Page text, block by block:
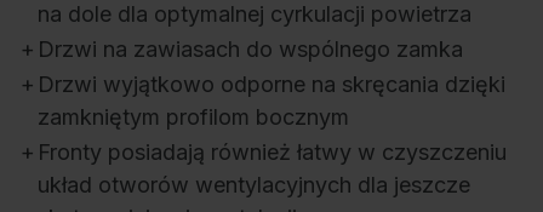
na dole dla optymalnej cyrkulacji powietrza
+ Drzwi na zawiasach do wspólnego zamka
+ Drzwi wyjątkowo odporne na skręcania dzięki
zamkniętym profilom bocznym
+ Fronty posiadają również łatwy w czyszczeniu
układ otworów wentylacyjnych dla jeszcze